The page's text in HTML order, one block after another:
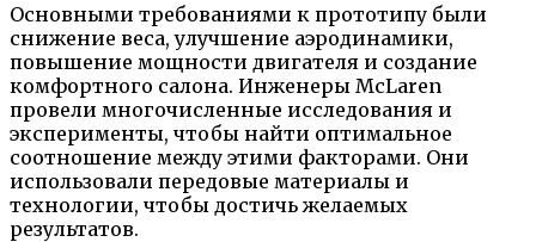
Основными требованиями к прототипу были
снижение веса, улучшение аэродинамики,
повышение мощности двигателя и создание
комфортного салона. Инженеры McLaren
провели многочисленные исследования и
эксперименты, чтобы найти оптимальное
соотношение между этими факторами. Они
использовали передовые материалы и
технологии, чтобы достичь желаемых
результатов.